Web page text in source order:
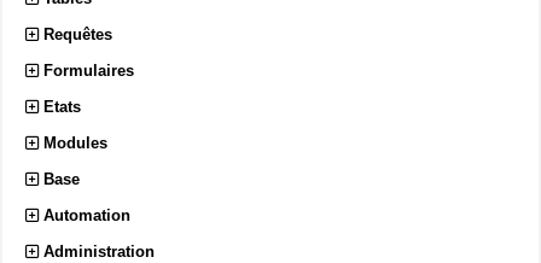
Requêtes
Formulaires
Etats
Modules
Base
Automation
Administration